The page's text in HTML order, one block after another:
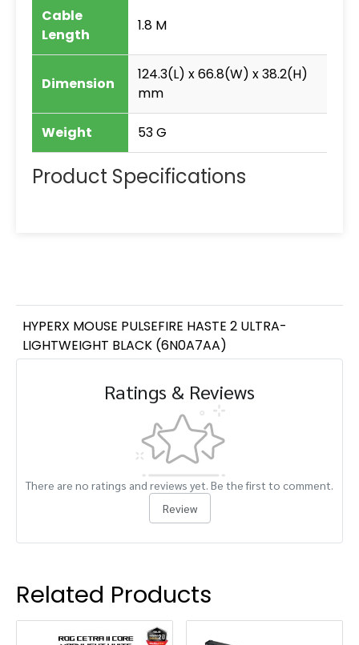
Product Specifications
Cable
Length
1.8 M
Dimension
124.3(L) x 66.8(W) x 38.2(H)
mm
Weight 53 G
HYPERX MOUSE PULSEFIRE HASTE 2 ULTRA-
LIGHTWEIGHT BLACK (6N0A7AA)
Ratings & Reviews
There are no ratings and reviews yet. Be the first to comment.
Review
Related Products